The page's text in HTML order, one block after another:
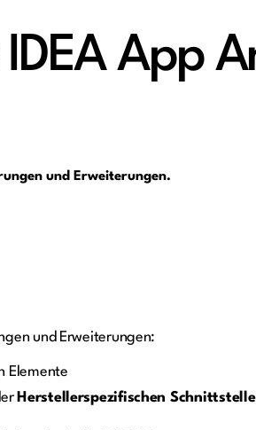
App
und Erweiterungen.
und Erweiterungen:
Elemente
Herstellerspezifischen Schnittstelle